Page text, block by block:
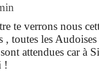
te verrons nous
, toutes les
attendues car à
!